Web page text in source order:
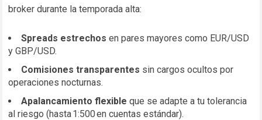
broker durante la temporada alta:
Spreads estrechos en pares mayores como EUR/USD
y GBP/USD.
Comisiones transparentes sin cargos ocultos por
operaciones nocturnas.
Apalancamiento flexible que se adapte a tu tolerancia
al riesgo (hasta 1:500 en cuentas estándar).